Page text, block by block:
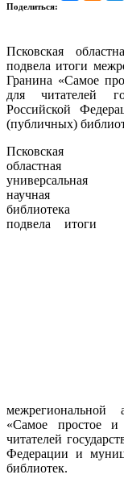
Поделиться:
Псковская
подвела итоги
Гранина «Самое
для читателей
Российской
(публичных)
Псковская
областная
универсальная
научная
библиотека
подвела итоги
«Самое простое и
читателей
Федерации и
библиотек.